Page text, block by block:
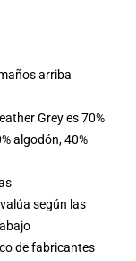
arriba
Grey es 70%
algodón, 40%
según las
de fabricantes